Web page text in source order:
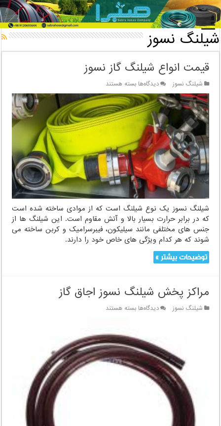
خانه / شیلنگ نسوز
شیلنگ نسوز
قیمت انواع شیلنگ گاز نسوز
شیلنگ نسوز دیدگاه‌هابرای
قیمت
انواع
شیلنگ
گاز
بسته هستند
شیلنگ نسوز یک نوع شیلنگ است که از موادی ساخته شده است
که در برابر حرارت بسیار بالا و آتش مقاوم است. این شیلنگ ها از
جنس های مختلفی مانند سیلیکون، فیبرسرامیک و کربن ساخته می
شوند که هر کدام ویژگی های خاص خود را دارند.
توضیحات بیشتر »
مراکز پخش شیلنگ نسوز اجاق گاز
شیلنگ نسوز دیدگاه‌هابرای
شیلنگ
نسوز
اجاق
گاز
بسته هستند